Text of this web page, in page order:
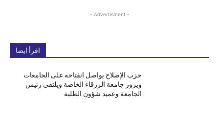
- Advertisment -
اقرأ ايضا
حزب الإصلاح يواصل انفتاحه على الجامعات
ويزور جامعة الزرقاء الخاصة ويلتقي رئيس
الجامعة وعميد شؤون الطلبة